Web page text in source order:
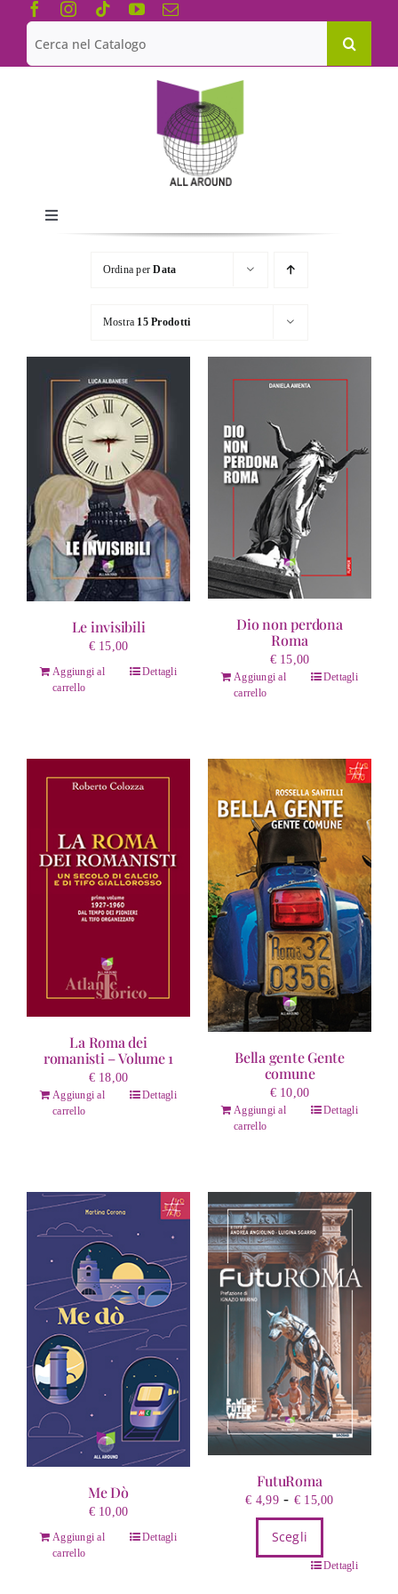
Salta
contenuto
Cerca
per:
Toggle
Navigation
Chi siamo
Le Collane
Catalogo
Ordina perData
Mostra 15 Prodotti
Le invisibili
€15,00
Aggiungi al
carrello
Dettagli
Dio non perdona
Roma
€15,00
Aggiungi al
carrello
Dettagli
La Roma dei
romanisti – Volume 1
€18,00
Aggiungi al
carrello
Dettagli
Bella gente Gente
comune
€10,00
Aggiungi al
carrello
Dettagli
Me Dò
€10,00
Aggiungi al
carrello
Dettagli
FutuRoma
€ 4,99 - € 15,00Fascia
da
Scegli
Dettagli